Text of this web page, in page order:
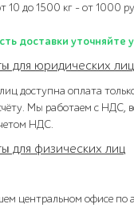
10 до 1500 кг – от 1000
доставки уточняйте
для юридических лиц
доступна оплата
Мы работаем с НДС,
НДС.
для физических лиц
центральном офисе по